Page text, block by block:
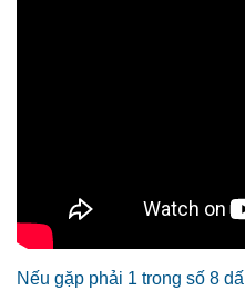
Nếu gặp phải 1 trong số 8